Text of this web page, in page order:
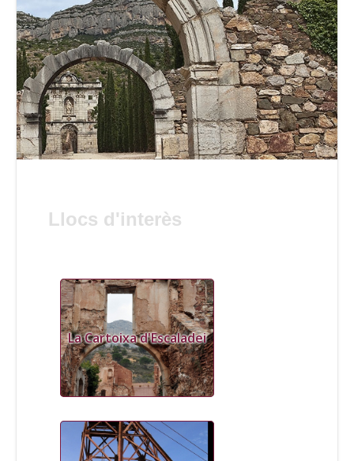
Llocs d'interès
La Cartoixa d'Escaladei